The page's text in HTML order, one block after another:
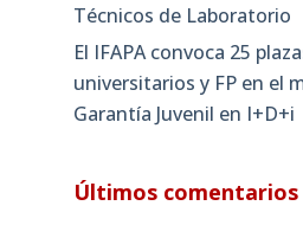
Técnicos de Laboratorio
El IFAPA convoca 25
universitarios y FP en el
Garantía Juvenil en I+D+i
Últimos comentarios